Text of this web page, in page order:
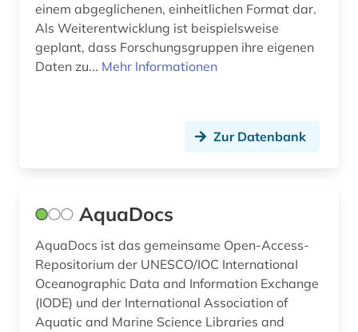
gefährdungsklasse (1)
gefäßpflanzen (1)
geisteswissenschaften (5)
gene (2)
genetik (10)
genetische ressourcen (1)
genetische variabilität (2)
einem abgeglichenen, einheitlichen Format dar.
Als Weiterentwicklung ist beispielsweise
geplant, dass Forschungsgruppen ihre eigenen
Daten zu... Mehr Informationen
Zur Datenbank
AquaDocs
AquaDocs ist das gemeinsame Open-Access-
Repositorium der UNESCO/IOC InternationaI
Oceanographic Data and Information Exchange
(IODE) und der International Association of
Aquatic and Marine Science Libraries and